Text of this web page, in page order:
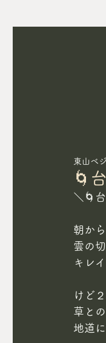
🌀
東山ベ
＼🌀
朝か
雲の
キレ
けど
草と
地道